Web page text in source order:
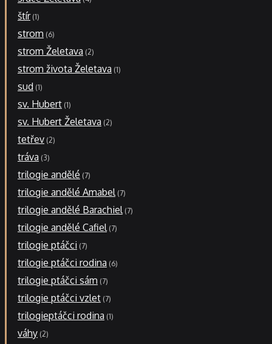
štír 1
strom 6
strom Želetava 2
strom života Želetava 1
sud 1
sv. Hubert 1
sv. Hubert Želetava 2
tetřev 2
tráva 3
trilogie andělé 7
trilogie andělé Amabel 7
trilogie andělé Barachiel 7
trilogie andělé Cafiel 7
trilogie ptáčci 7
trilogie ptáčci rodina 6
trilogie ptáčci sám 7
trilogie ptáčci vzlet 7
trilogieptáčci rodina 1
váhy 2